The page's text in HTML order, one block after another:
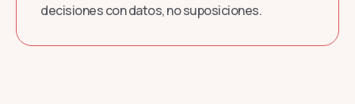
decisiones con datos, no suposiciones.